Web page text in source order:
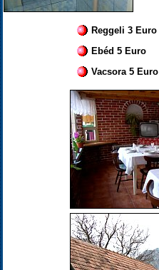
Reggeli 3 Euro
Ebéd 5 Euro
Vacsora 5 Euro